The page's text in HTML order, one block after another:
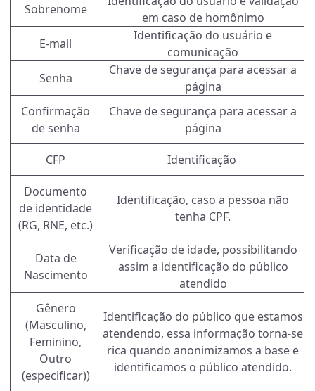
Sobrenome
em caso de homônimo
E-mail
Identificação do usuário e
comunicação
Senha
Chave de segurança para acessar a
página
Confirmação
de senha
Chave de segurança para acessar a
página
CFP Identificação
Documento
de identidade
(RG, RNE, etc.)
Identificação, caso a pessoa não
tenha CPF.
Data de
Nascimento
Verificação de idade, possibilitando
assim a identificação do público
atendido
Gênero
(Masculino,
Feminino,
Outro
(especificar))
Identificação do público que estamos
atendendo, essa informação torna-se
rica quando anonimizamos a base e
identificamos o público atendido.